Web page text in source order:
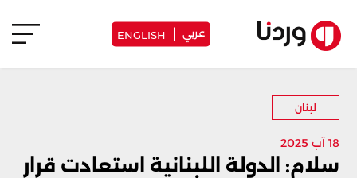
عربي ENGLISH
لبنان
18 آب 2025
سلام: الدولة اللبنانية استعادت قرار